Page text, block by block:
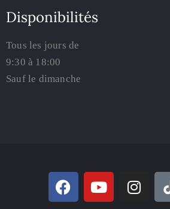
Disponibilités
Tous les jours de
9:30 à 18:00
Sauf le dimanche